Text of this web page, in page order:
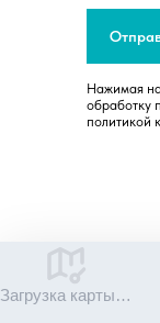
Нажимая
обработку
политикой
Загрузка карты…